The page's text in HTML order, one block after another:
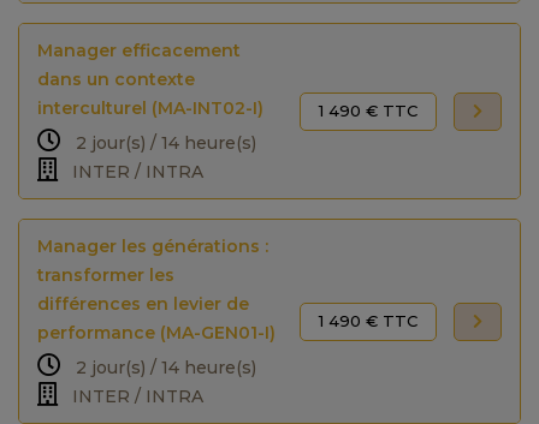
Manager efficacement
dans un contexte
interculturel (MA-INT02-I)
2 jour(s) / 14 heure(s)
INTER / INTRA
1 490 € TTC
Manager les générations :
transformer les
différences en levier de
performance (MA-GEN01-I)
2 jour(s) / 14 heure(s)
INTER / INTRA
1 490 € TTC